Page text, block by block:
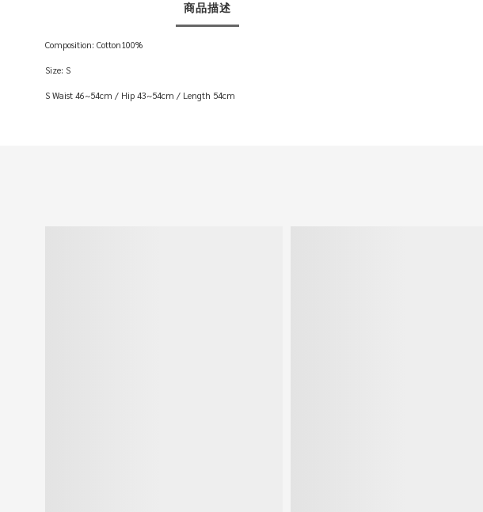
商品描述
Composition: Cotton100%
Size: S
S Waist 46~54cm / Hip 43~54cm / Length 54cm